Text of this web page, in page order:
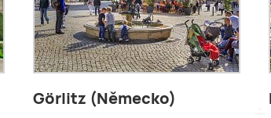
Görlitz (Německo)